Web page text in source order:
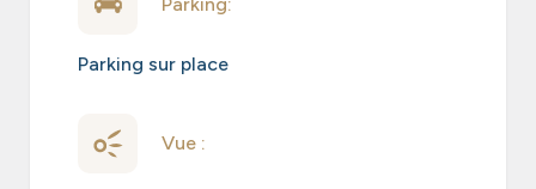
Parking:
Parking sur place
Vue :